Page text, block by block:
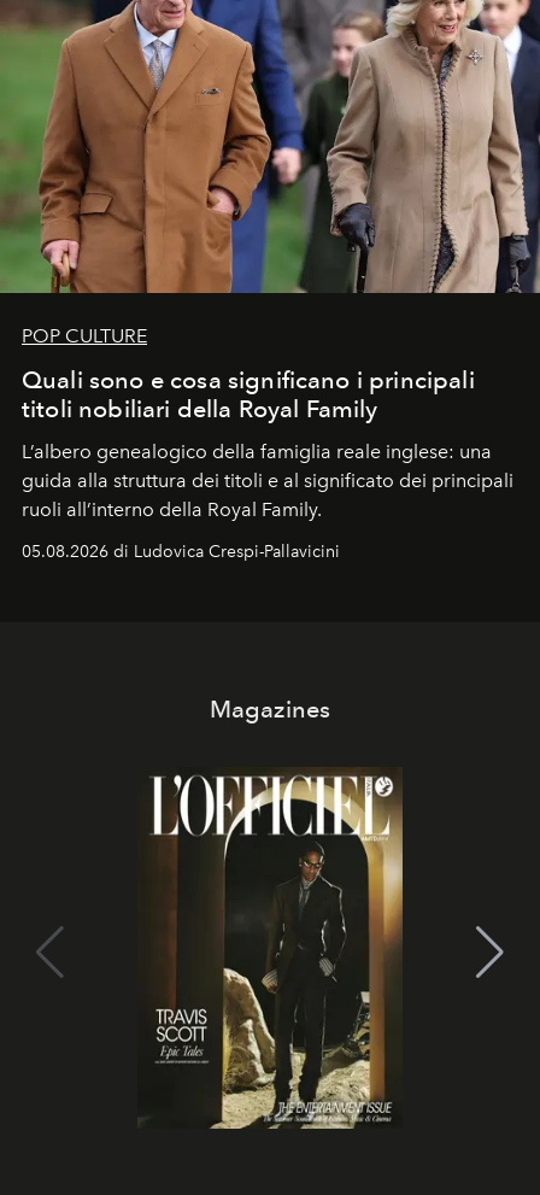
POP CULTURE
Quali sono e cosa significano i principali
titoli nobiliari della Royal Family
L’albero genealogico della famiglia reale inglese: una
guida alla struttura dei titoli e al significato dei principali
ruoli all’interno della Royal Family.
05.08.2026 di Ludovica Crespi-Pallavicini
Magazines